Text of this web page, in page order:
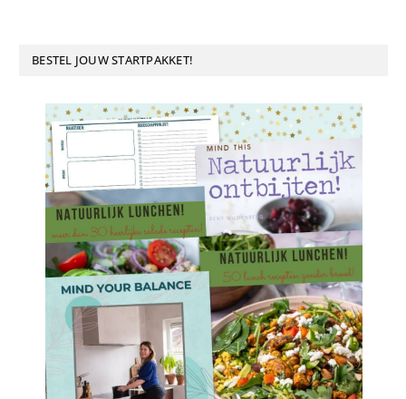
BESTEL JOUW STARTPAKKET!